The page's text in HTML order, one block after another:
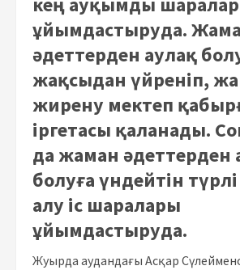
ұйымдастыруда.
әдеттерден аулақ
жақсыдан үйреніп,
жирену мектеп
іргетасы қаланады.
да жаман әдеттерден
болуға үндейтін
алу іс шаралары
ұйымдастыруда.
Жуырда аудандағы Асқар